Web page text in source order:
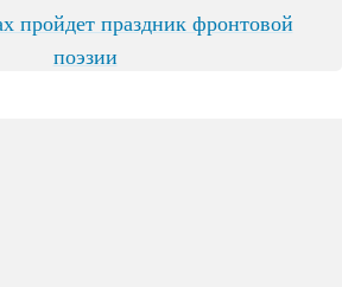
пройдет праздник фронтовой
поэзии